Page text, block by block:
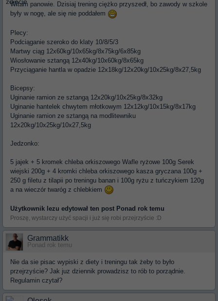
Witam panowie. Dzisiaj trening ciężko przyszedł, bo zawody w szkole
były w nogę, ale się nie poddałem
Plecy:
Podciąganie szeroko do klaty 10/8/5/3
Martwy ciąg 12x60kg/10x65kg/8x75kg/6x85kg
Wiosłowanie sztangą 12x40kg/10x60kg/8x65kg
Przyciąganie hantla w opadzie 12x18kg/12x20kg/10x25kg/8x27,5kg
Bicepsy:
Uginanie ramion ze sztangą 12x20kg/10x25kg/8x32kg
Uginanie hantelek chwytem młotkowym 12x12kg/10x15kg/8x17kg
Uginanie ramion ze sztangą na modlitewniku
12x20kg/10x25kg/10x27,5kg
Jedzonko:
5 jajek + 5 kromek chleba orkiszowego Wafle ryżowe 100g Serek
wiejski 200g + 4 kromki chleba orkiszowego kasza gryczana 100g +
250 g filetu z tilapii po treningu banan i 100g ryżu z tuńczykiem 120g
a na wieczór twaróg z chlebkiem
Użytkownik lezu edytował ten post Ponad rok temu
Proszę, wystarczy użyć spacji i już się robi przejrzyście :D
Grammatikk
Ponad rok temu
Nie da sie pisac wypiski z diety i treningu tak żeby to było
przejrzyście? Jak juz dziennik prowadzisz to rób to porządnie.
Regulamin czytał?